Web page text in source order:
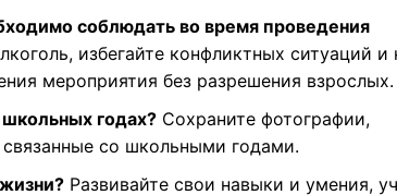
соблюдать во время проведения
избегайте конфликтных ситуаций и
мероприятия без разрешения взрослых.
годах? Сохраните фотографии,
со школьными годами.
Развивайте свои навыки и умения,